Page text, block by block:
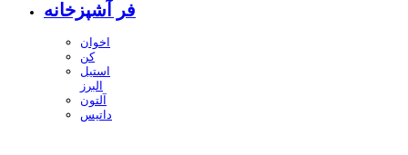
فر آشپزخانه
اخوان
کن
استیل
البرز
آلتون
داتیس